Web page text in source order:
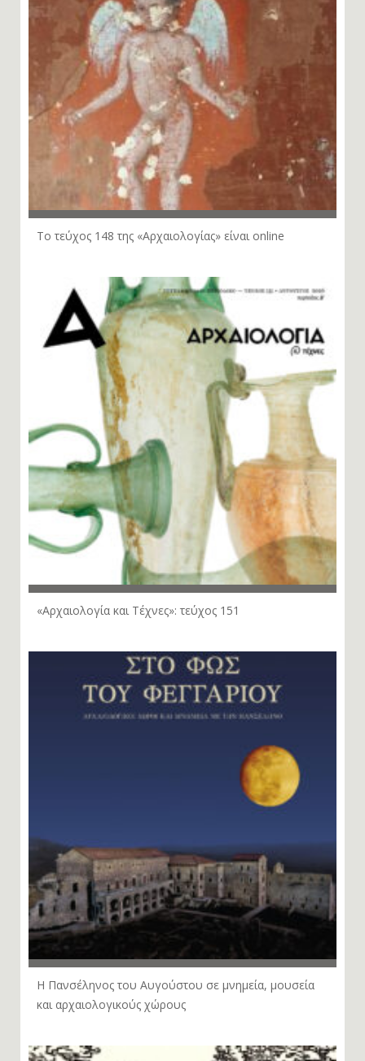
Το τεύχος 148 της «Αρχαιολογίας» είναι online
«Αρχαιολογία και Τέχνες»: τεύχος 151
Η Πανσέληνος του Αυγούστου σε μνημεία, μουσεία
και αρχαιολογικούς χώρους